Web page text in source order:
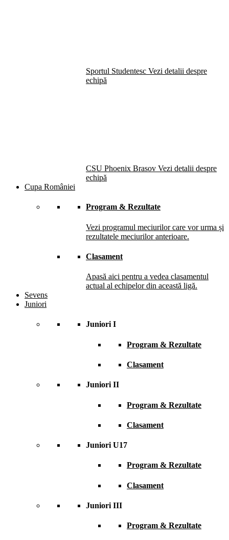
Sportul Studentesc Vezi detalii despre
echipă
CSU Phoenix Brasov Vezi detalii despre
echipă
Cupa României
Program & Rezultate
Vezi programul meciurilor care vor urma și
rezultatele meciurilor anterioare.
Clasament
Apasă aici pentru a vedea clasamentul
actual al echipelor din această ligă.
Sevens
Juniori
Juniori I
Program & Rezultate
Clasament
Juniori II
Program & Rezultate
Clasament
Juniori U17
Program & Rezultate
Clasament
Juniori III
Program & Rezultate